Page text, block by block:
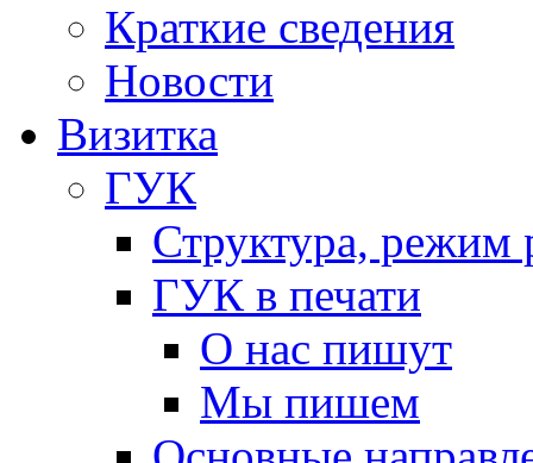
Краткие сведения
Новости
Визитка
ГУК
Структура, режим
ГУК в печати
О нас пишут
Мы пишем